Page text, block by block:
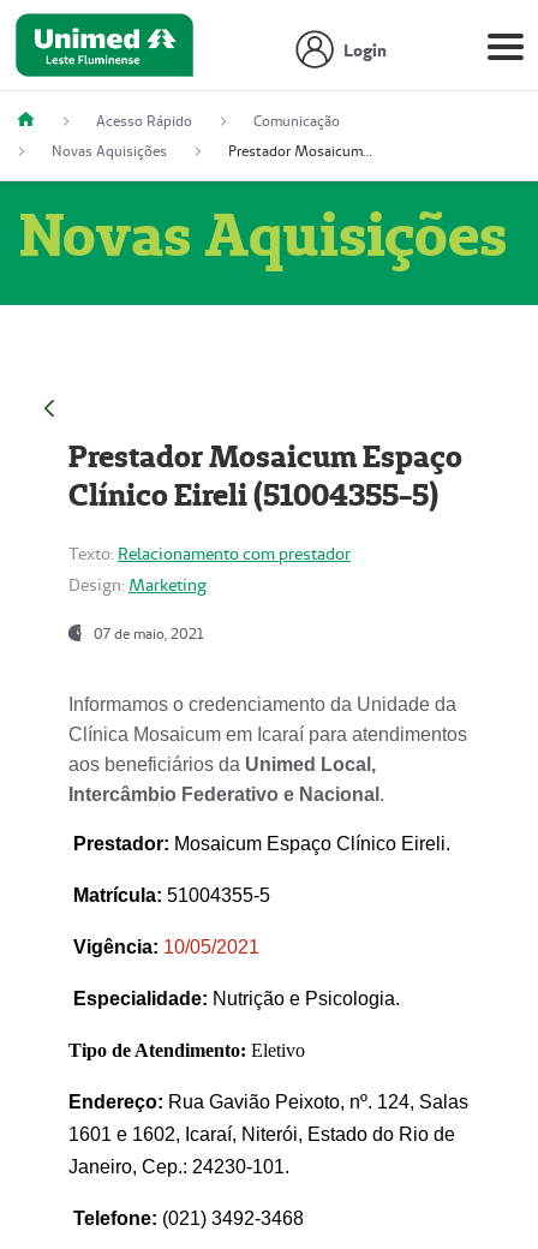
Login
Acesso Rápido
Comunicação
Novas Aquisições
Prestador Mosaicum Espaço Clínico Eireli (51004355-5)
Novas Aquisições
Prestador Mosaicum Espaço
Clínico Eireli (51004355-5)
Texto: Relacionamento com prestador
Design: Marketing
07 de maio, 2021
Informamos o credenciamento da Unidade da
Clínica Mosaicum em Icaraí para atendimentos
aos beneficiários da Unimed Local,
Intercâmbio Federativo e Nacional .
Prestador: Mosaicum Espaço Clínico Eireli.
Matrícula: 51004355-5
Vigência: 10/05/2021
Especialidade: Nutrição e Psicologia.
Tipo de Atendimento: Eletivo
Endereço: Rua Gavião Peixoto, nº. 124, Salas
1601 e 1602, Icaraí, Niterói, Estado do Rio de
Janeiro, Cep.: 24230-101.
Telefone: (021) 3492-3468